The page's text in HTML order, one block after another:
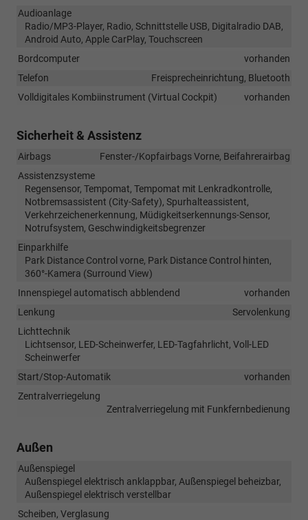
Audioanlage
Radio/MP3-Player, Radio, Schnittstelle USB, Digitalradio DAB,
Android Auto, Apple CarPlay, Touchscreen
Bordcomputer
vorhanden
Telefon
Freisprecheinrichtung, Bluetooth
Volldigitales Kombiinstrument (Virtual Cockpit)
vorhanden
Sicherheit & Assistenz
Airbags
Fenster-/Kopfairbags Vorne, Beifahrerairbag
Assistenzsysteme
Regensensor, Tempomat, Tempomat mit Lenkradkontrolle,
Notbremsassistent (City-Safety), Spurhalteassistent,
Verkehrzeichenerkennung, Müdigkeitserkennungs-Sensor,
Notrufsystem, Geschwindigkeitsbegrenzer
Einparkhilfe
Park Distance Control vorne, Park Distance Control hinten,
360°-Kamera (Surround View)
Innenspiegel automatisch abblendend
vorhanden
Lenkung
Servolenkung
Lichttechnik
Lichtsensor, LED-Scheinwerfer, LED-Tagfahrlicht, Voll-LED
Scheinwerfer
Start/Stop-Automatik
vorhanden
Zentralverriegelung
Zentralverriegelung mit Funkfernbedienung
Außen
Außenspiegel
Außenspiegel elektrisch anklappbar, Außenspiegel beheizbar,
Außenspiegel elektrisch verstellbar
Scheiben, Verglasung